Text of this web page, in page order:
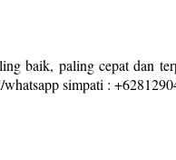
baik, paling cepat dan
simpati :